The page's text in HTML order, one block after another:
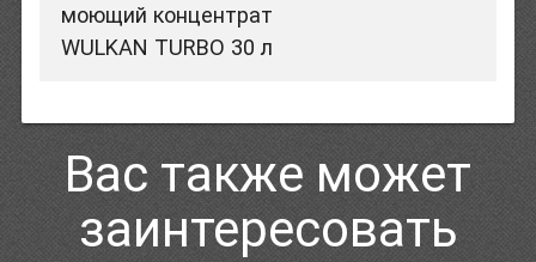
моющий концентрат
WULKAN TURBO 30 л
Вас также может
заинтересовать